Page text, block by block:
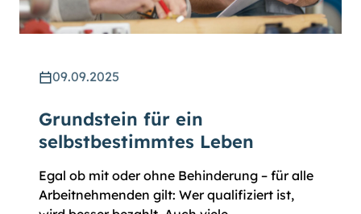
09.09.2025
Grundstein für ein
selbstbestimmtes Leben
Egal ob mit oder ohne Behinderung – für alle
Arbeitnehmenden gilt: Wer qualifiziert ist,